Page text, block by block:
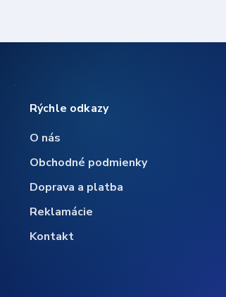
Rýchle odkazy
O nás
Obchodné podmienky
Doprava a platba
Reklamácie
Kontakt